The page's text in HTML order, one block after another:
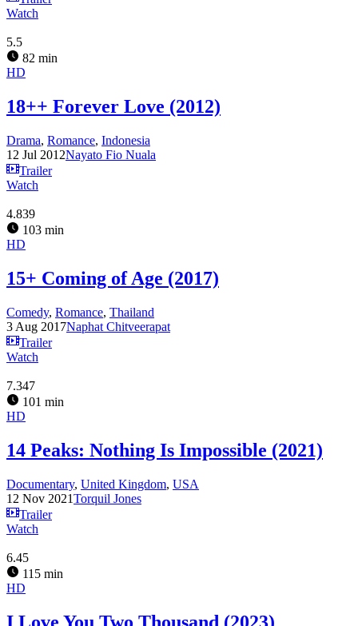
Watch
5.5
82 min
HD
18++ Forever Love (2012)
Drama, Romance, Indonesia
12 Jul 2012Nayato Fio Nuala
Trailer
Watch
4.839
103 min
HD
15+ Coming of Age (2017)
Comedy, Romance, Thailand
3 Aug 2017Naphat Chitveerapat
Trailer
Watch
7.347
101 min
HD
14 Peaks: Nothing Is Impossible (2021)
Documentary, United Kingdom, USA
12 Nov 2021Torquil Jones
Trailer
Watch
6.45
115 min
HD
I Love You Two Thousand (2023)